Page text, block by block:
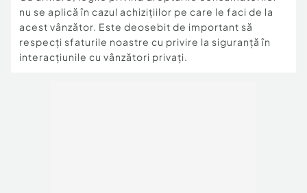
nu se aplică în cazul achizițiilor pe care le faci de la
acest vânzător. Este deosebit de important să
respecți sfaturile noastre cu privire la siguranță în
interacțiunile cu vânzători privați.